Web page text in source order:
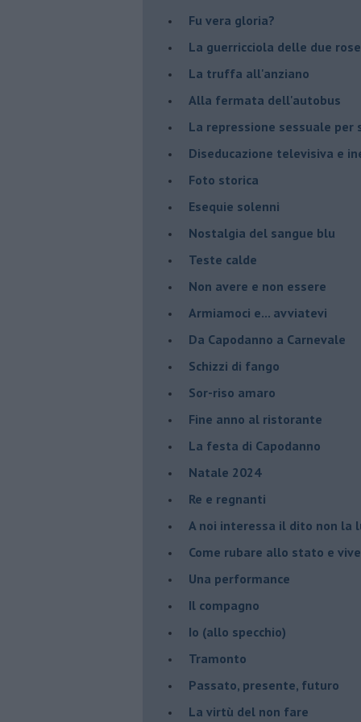
Fu vera gloria?
La guerricciola delle due rose
La truffa all'anziano
Alla fermata dell'autobus
La repressione sessuale per
Diseducazione televisiva e
Foto storica
Esequie solenni
Nostalgia del sangue blu
Teste calde
Non avere e non essere
Armiamoci e... avviatevi
Da Capodanno a Carnevale
Schizzi di fango
Sor-riso amaro
Fine anno al ristorante
La festa di Capodanno
Natale 2024
Re e regnanti
A noi interessa il dito non la
Come rubare allo stato e
Una performance
Il compagno
​Io (allo specchio)
Tramonto
Passato, presente, futuro
La virtù del non fare